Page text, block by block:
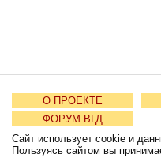
О ПРОЕКТЕ
ФОРУМ ВГД
Сайт использует cookie и
Пользуясь сайтом вы